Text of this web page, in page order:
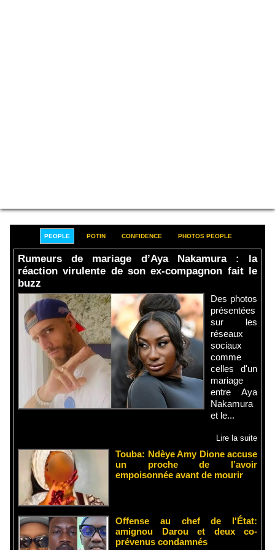
PEOPLE POTIN CONFIDENCE PHOTOS PEOPLE
Rumeurs de mariage d’Aya Nakamura : la
réaction virulente de son ex-compagnon fait le
buzz
Des photos
présentées
sur les
réseaux
sociaux
comme
celles d'un
mariage
entre Aya
Nakamura
et le...
Lire la suite
Touba: Ndèye Amy Dione accuse
un proche de l’avoir
empoisonnée avant de mourir
Offense au chef de l'État:
amignou Darou et deux co-
prévenus condamnés